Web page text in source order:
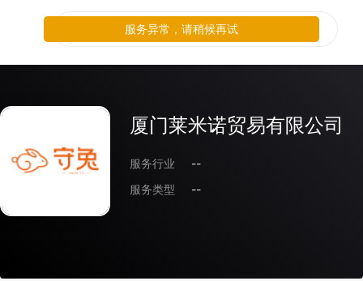
厦门莱米诺贸易有限公司
服务行业
--
服务类型
--
服务异常，请稍候再试